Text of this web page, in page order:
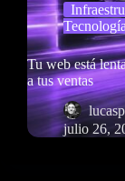
Tecnología
Tu web está
a tus ventas
julio 26,